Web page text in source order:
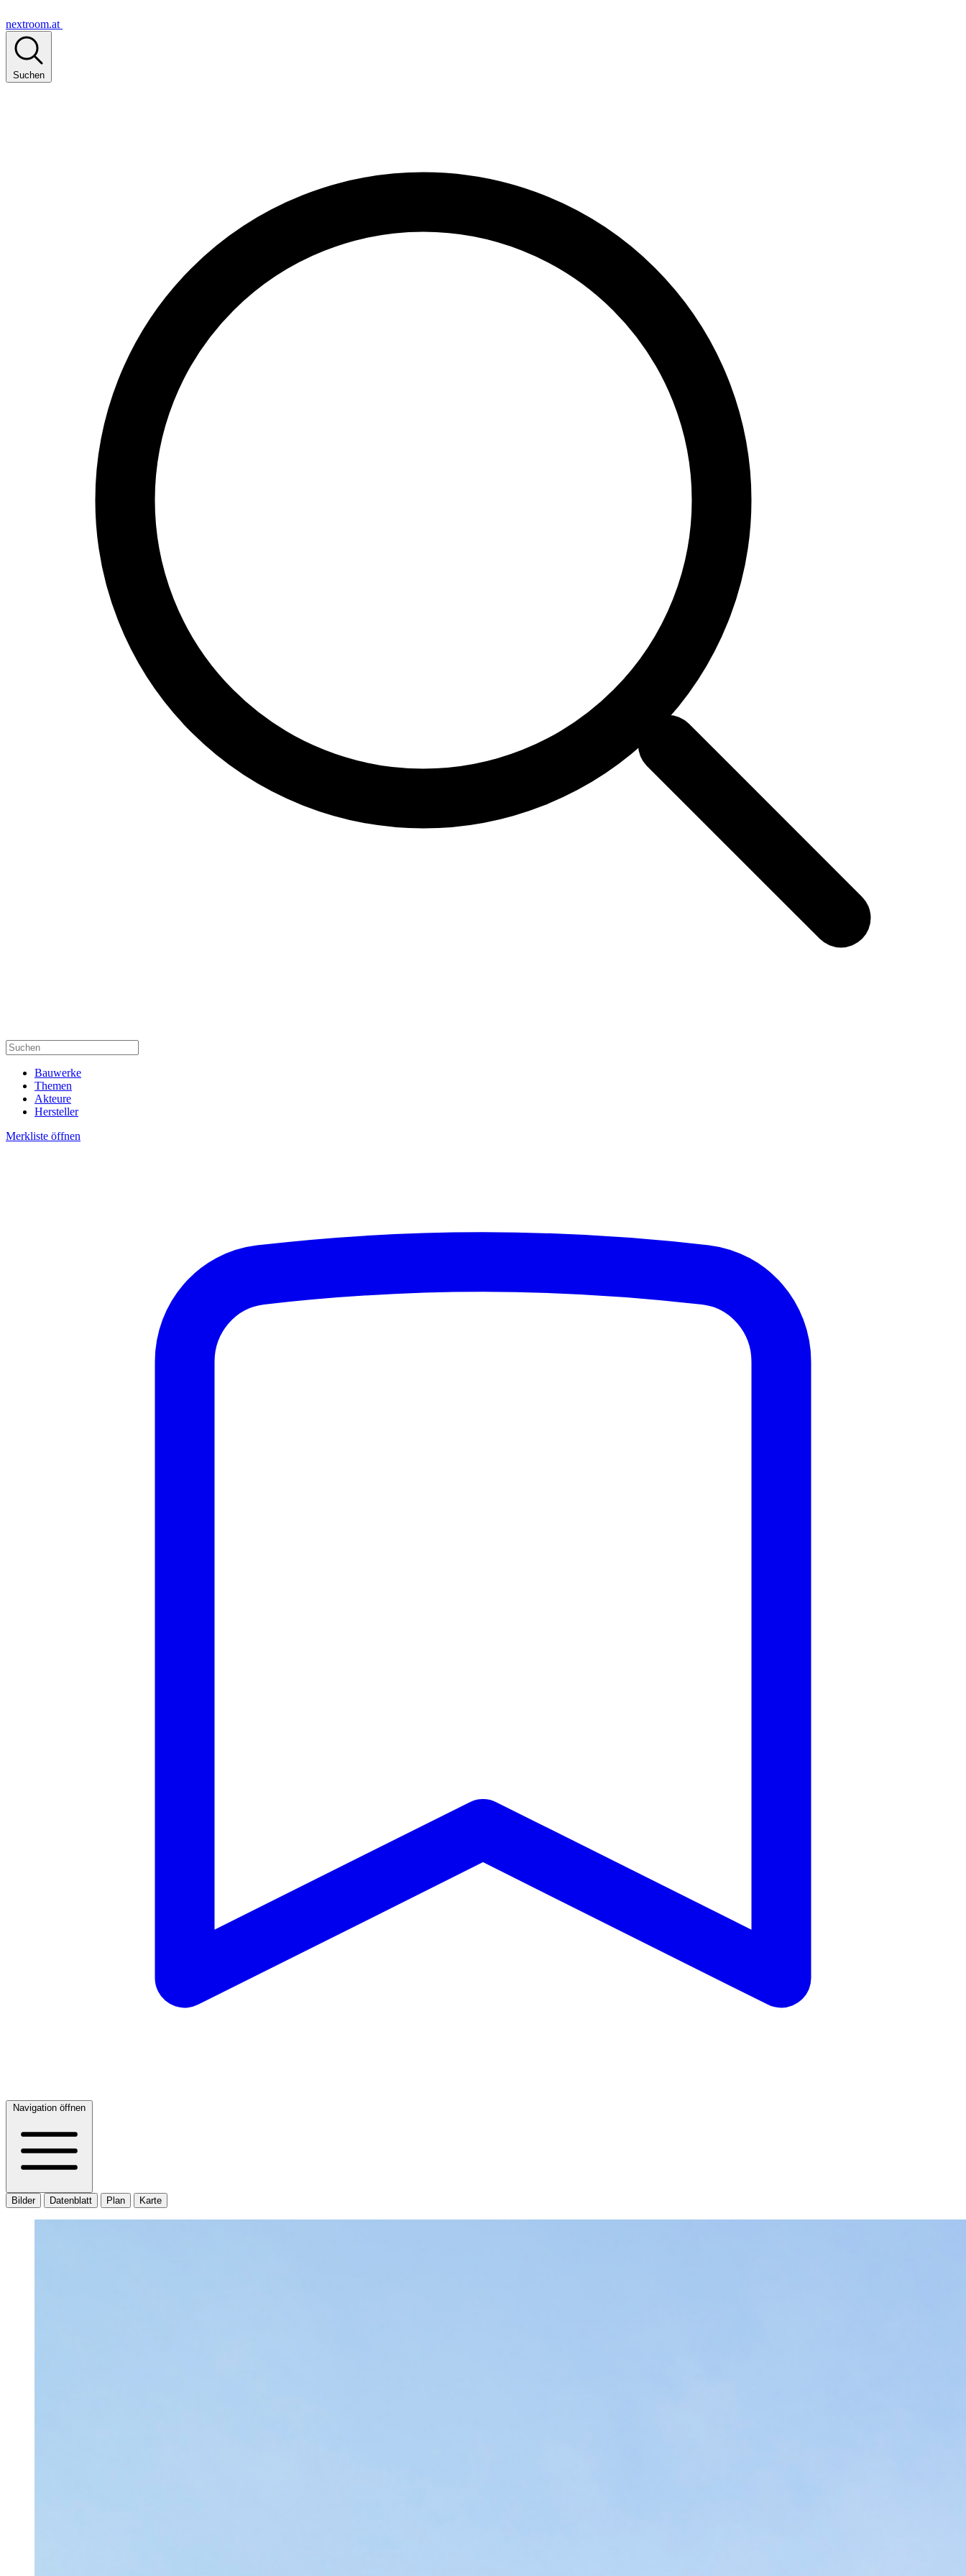
nextroom.at
Suchen
Bauwerke
Themen
Akteure
Hersteller
Merkliste öffnen
Navigation öffnen
Bilder Datenblatt Plan Karte